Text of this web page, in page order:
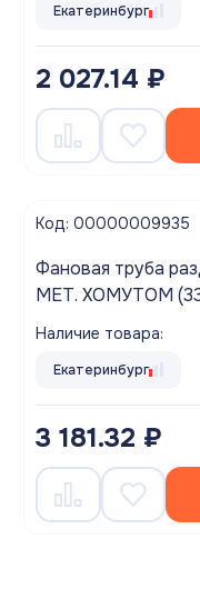
Екатеринбург
2 027.14 ₽
Код: 00000009935
Фановая труба
МЕТ. ХОМУТОМ
Наличие товара:
Екатеринбург
3 181.32 ₽